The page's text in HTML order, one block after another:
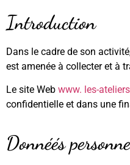
Introduction
Dans le cadre de son
est amenée à collecter et à
Le site Web www. les-
confidentielle et dans une
Donnéés